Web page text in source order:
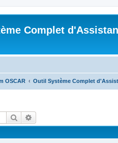
Complet
OSCAR Outil Système Complet
Rechercher